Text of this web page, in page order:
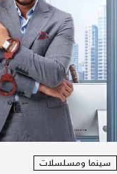
سينما ومسلسلات